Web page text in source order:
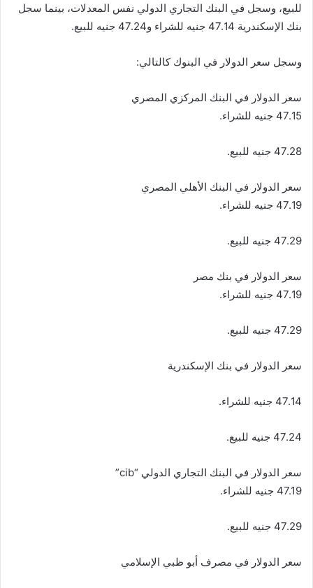
للبيع، وسجل في البنك التجاري الدولي نفس المعدلات، بينما سجل
بنك الإسكندرية 47.14 جنيه للشراء و47.24 جنيه للبيع.
وسجل سعر الدولار في البنوك كالتالي:
سعر الدولار في البنك المركزي المصري
47.15 جنيه للشراء.
47.28 جنيه للبيع.
سعر الدولار في البنك الأهلي المصري
47.19 جنيه للشراء.
47.29 جنيه للبيع.
سعر الدولار في بنك مصر
47.19 جنيه للشراء.
47.29 جنيه للبيع.
سعر الدولار في بنك الإسكندرية
47.14 جنيه للشراء.
47.24 جنيه للبيع.
سعر الدولار في البنك التجاري الدولي “cib”
47.19 جنيه للشراء.
47.29 جنيه للبيع.
سعر الدولار في مصرف أبو ظبي الإسلامي